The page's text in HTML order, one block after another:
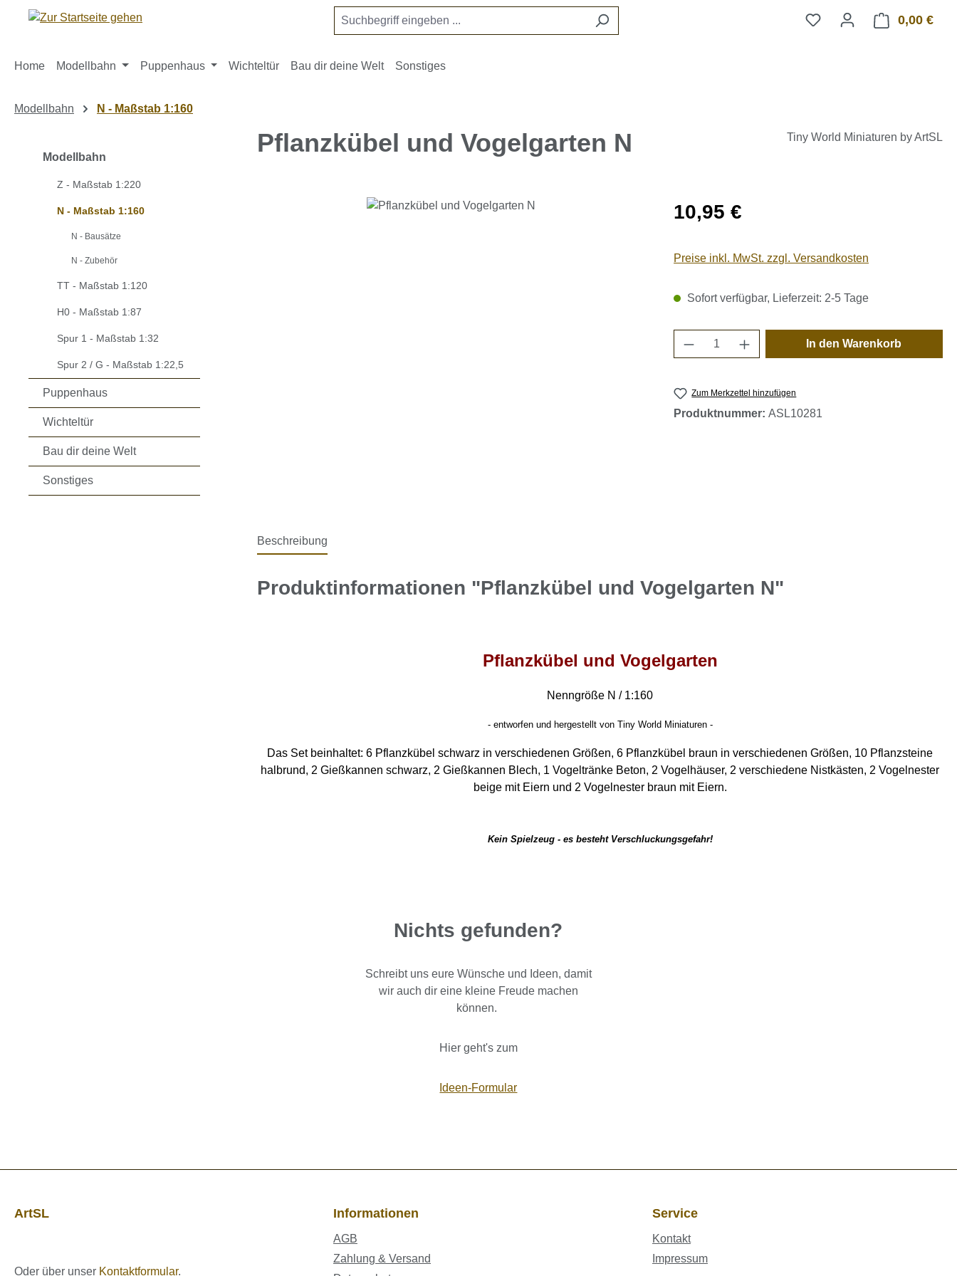
Hauptinhalt springen
Zur Suche springen
Zur Hauptnavigation springen 0,00 €
Home Modellbahn Puppenhaus Wichteltür Bau dir deine Welt Sonstiges
Modellbahn N - Maßstab 1:160
Modellbahn
Z - Maßstab 1:220
N - Maßstab 1:160
N - Bausätze
N - Zubehör
TT - Maßstab 1:120
H0 - Maßstab 1:87
Spur 1 - Maßstab 1:32
Spur 2 / G - Maßstab 1:22,5
Puppenhaus
Wichteltür
Bau dir deine Welt
Sonstiges
Pflanzkübel und Vogelgarten N Tiny World Miniaturen by ArtSL
Bildergalerie überspringen Regulärer Preis:
10,95 €
Preise inkl. MwSt. zzgl. Versandkosten
Sofort verfügbar, Lieferzeit: 2-5 Tage
Produkt Anzahl: Gib den
In den Warenkorb
Zum Merkzettel hinzufügen
Produktnummer:ASL10281
Beschreibung
Produktinformationen "Pflanzkübel und Vogelgarten N"
Pflanzkübel und Vogelgarten
Nenngröße N / 1:160
- entworfen und hergestellt von Tiny World Miniaturen -
Das Set beinhaltet: 6 Pflanzkübel schwarz in verschiedenen Größen, 6 Pflanzkübel braun in verschiedenen Größen, 10 Pflanzsteine
halbrund, 2 Gießkannen schwarz, 2 Gießkannen Blech, 1 Vogeltränke Beton, 2 Vogelhäuser, 2 verschiedene Nistkästen, 2 Vogelnester
beige mit Eiern und 2 Vogelnester braun mit Eiern.
Kein Spielzeug - es besteht Verschluckungsgefahr!
Nichts gefunden?
Schreibt uns eure Wünsche und Ideen, damit
wir auch dir eine kleine Freude machen
können.
Hier geht's zum
Ideen-Formular
ArtSL
Oder über unser Kontaktformular.
Informationen
AGB
Zahlung & Versand
Service
Kontakt
Impressum